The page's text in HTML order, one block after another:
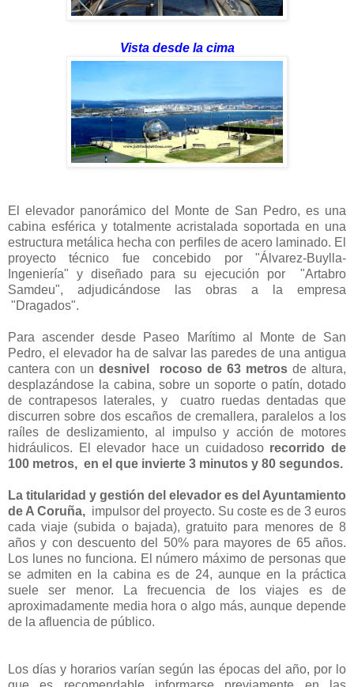
Vista desde la cima
El elevador panorámico del Monte de San Pedro, es una
cabina esférica y totalmente acristalada soportada en una
estructura metálica hecha con perfiles de acero laminado. El
proyecto técnico fue concebido por "Álvarez-Buylla-
Ingeniería" y diseñado para su ejecución por "Artabro
Samdeu", adjudicándose las obras a la empresa
"Dragados".
Para ascender desde Paseo Marítimo al Monte de San
Pedro, el elevador ha de salvar las paredes de una antigua
cantera con undesnivel rocoso de 63 metros de altura,
desplazándose la cabina, sobre un soporte o patín, dotado
de contrapesos laterales, y cuatro ruedas dentadas que
discurren sobre dos escaños de cremallera, paralelos a los
raíles de deslizamiento, al impulso y acción de motores
hidráulicos. El elevador hace un cuidadoso recorrido de
100 metros, en el que invierte 3 minutos y 80 segundos.
La titularidad y gestión del elevador es del Ayuntamiento
de A Coruña, impulsor del proyecto. Su coste es de 3 euros
cada viaje (subida o bajada), gratuito para menores de 8
años y con descuento del 50% para mayores de 65 años.
Los lunes no funciona. El número máximo de personas que
se admiten en la cabina es de 24, aunque en la práctica
suele ser menor. La frecuencia de los viajes es de
aproximadamente media hora o algo más, aunque depende
de la afluencia de público.
Los días y horarios varían según las épocas del año, por lo